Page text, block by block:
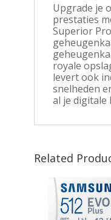
Upgrade je
prestaties
Superior
royale
levert ook
snelheden
al je digitale
Related